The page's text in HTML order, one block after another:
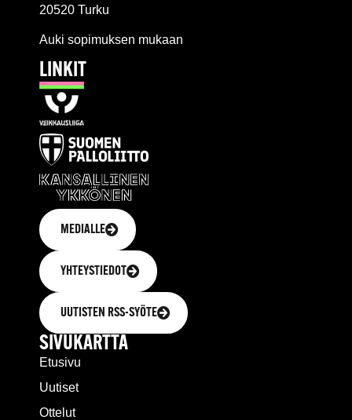
20520 Turku
Auki sopimuksen mukaan
LINKIT
MEDIALLE
YHTEYSTIEDOT
UUTISTEN RSS-SYÖTE
SIVUKARTTA
Etusivu
Uutiset
Ottelut